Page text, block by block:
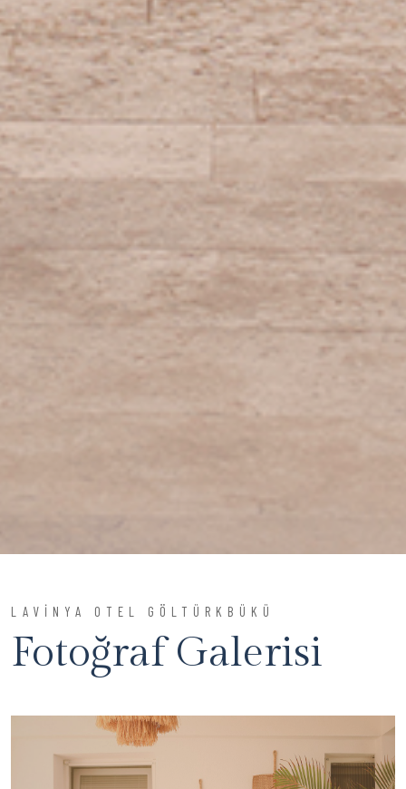
LAVİNYA OTEL GÖLTÜRKBÜKÜ
Fotoğraf Galerisi